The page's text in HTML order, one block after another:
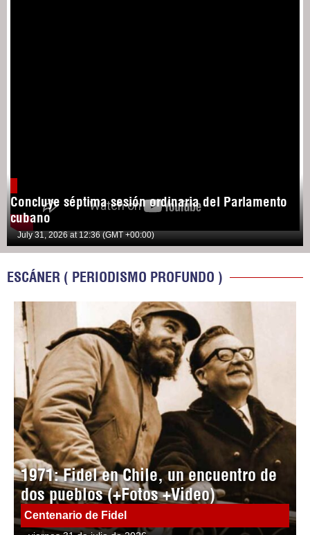
Concluye séptima sesión ordinaria del Parlamento
cubano
July 31, 2026 at 12:36 (GMT +00:00)
ESCÁNER ( PERIODISMO PROFUNDO )
1971: Fidel en Chile, un encuentro de
dos pueblos (+Fotos +Video)
Centenario de Fidel